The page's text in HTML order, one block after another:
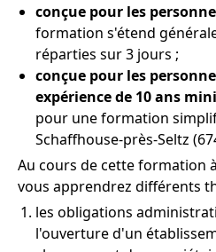
conçue pour les
formation s'étend
réparties sur 3 jours ;
conçue pour les
expérience de 10 ans
pour une formation
Schaffhouse-près-Seltz
Au cours de cette formation
vous apprendrez différents
les obligations
l'ouverture d'un